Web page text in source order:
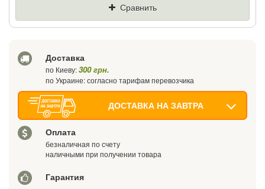
Сравнить
Доставка
по Киеву:300 грн.
по Украине: согласно тарифам перевозчика
ДОСТАВКА НА ЗАВТРА
Оплата
безналичная по счету
наличными при получении товара
Гарантия